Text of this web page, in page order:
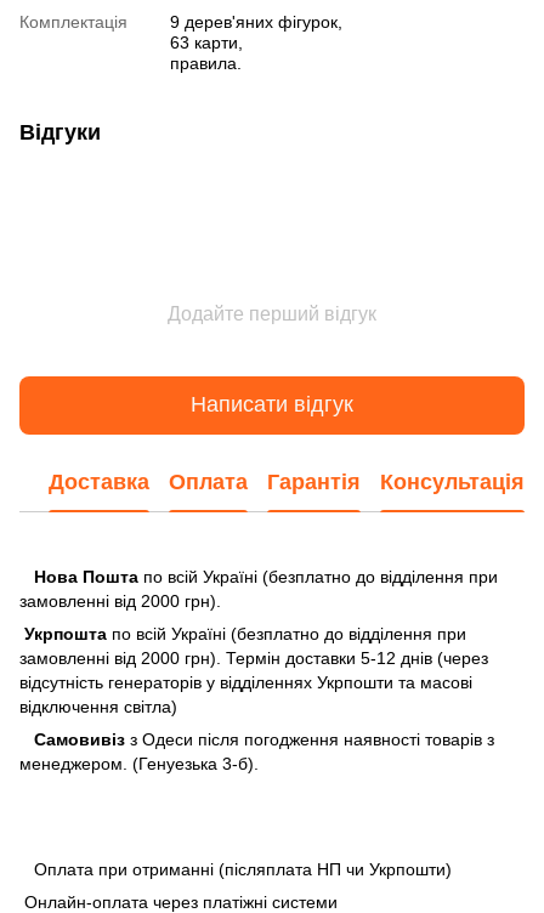
Комплектація
9 дерев'яних фігурок,
63 карти,
правила.
Відгуки
Додайте перший відгук
Написати відгук
Доставка Оплата Гарантія Консультація
Нова Пошта по всій Україні (безплатно до відділення при
замовленні від 2000 грн).
Укрпошта по всій Україні (безплатно до відділення при
замовленні від 2000 грн). Термін доставки 5-12 днів (через
відсутність генераторів у відділеннях Укрпошти та масові
відключення світла)
Самовивіз з Одеси після погодження наявності товарів з
менеджером. (Генуезька 3-б).
Оплата при отриманні (післяплата НП чи Укрпошти)
Онлайн-оплата через платіжні системи